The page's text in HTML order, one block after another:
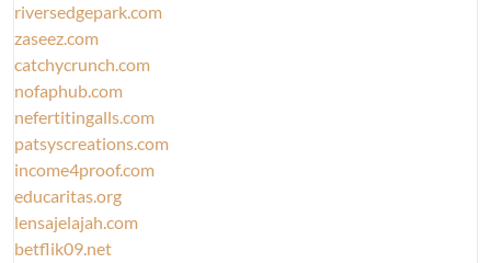
riversedgepark.com
zaseez.com
catchycrunch.com
nofaphub.com
nefertitingalls.com
patsyscreations.com
income4proof.com
educaritas.org
lensajelajah.com
betflik09.net